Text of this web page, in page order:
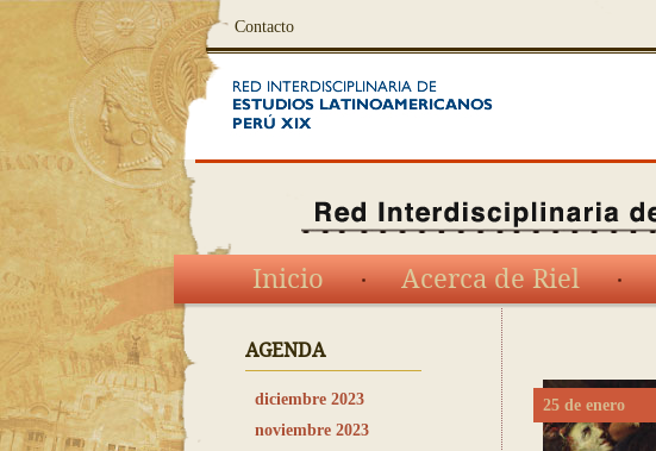
Contacto
Inicio Acerca de Riel
AGENDA
diciembre 2023
noviembre 2023
25 de enero